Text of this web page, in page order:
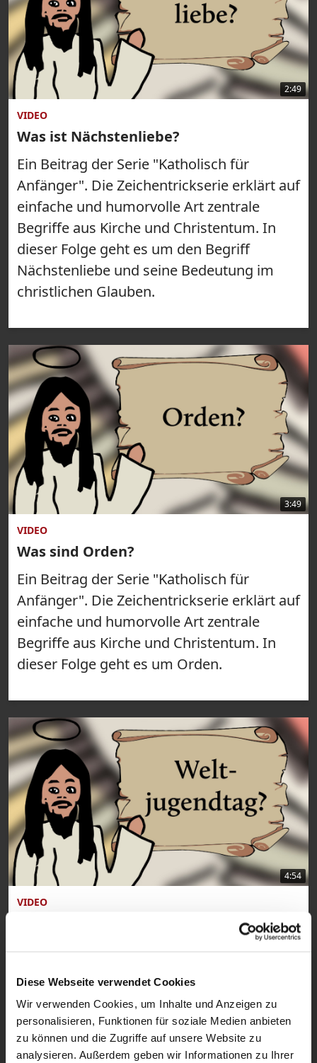
Diese Webseite verwendet Cookies
Wir verwenden Cookies, um Inhalte und Anzeigen zu
personalisieren, Funktionen für soziale Medien anbieten
zu können und die Zugriffe auf unsere Website zu
analysieren. Außerdem geben wir Informationen zu Ihrer
2:49
VIDEO
Was ist Nächstenliebe?
Ein Beitrag der Serie "Katholisch für
Anfänger". Die Zeichentrickserie erklärt auf
einfache und humorvolle Art zentrale
Begriffe aus Kirche und Christentum. In
dieser Folge geht es um den Begriff
Nächstenliebe und seine Bedeutung im
christlichen Glauben.
3:49
VIDEO
Was sind Orden?
Ein Beitrag der Serie "Katholisch für
Anfänger". Die Zeichentrickserie erklärt auf
einfache und humorvolle Art zentrale
Begriffe aus Kirche und Christentum. In
dieser Folge geht es um Orden.
4:54
VIDEO
Katholisch für Anfänger: Was ist ein
Anfänger". Die Zeichentrickserie erklärt auf
einfache und humorvolle Art zentrale
Begriffe aus Kirche und Christentum. In
dieser Folge geht es um den